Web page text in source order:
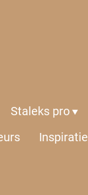
Staleks pro
Inspiratie